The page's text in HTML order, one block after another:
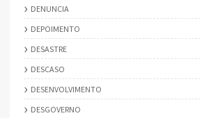
DENUNCIA
DEPOIMENTO
DESASTRE
DESCASO
DESENVOLVIMENTO
DESGOVERNO